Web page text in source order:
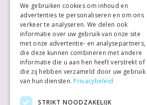
Zaterdag
10:00
Zondag
Gesloten
We gebruiken cookies om inhoud en
advertenties te personaliseren en om ons
verkeer te analyseren. We delen ook
informatie over uw gebruik van onze site
met onze advertentie- en analysepartners,
die deze kunnen combineren met andere
informatie die u aan hen heeft verstrekt of
die zij hebben verzameld door uw gebruik
van hun diensten. Privacybeleid
STRIKT NOODZAKELIJK